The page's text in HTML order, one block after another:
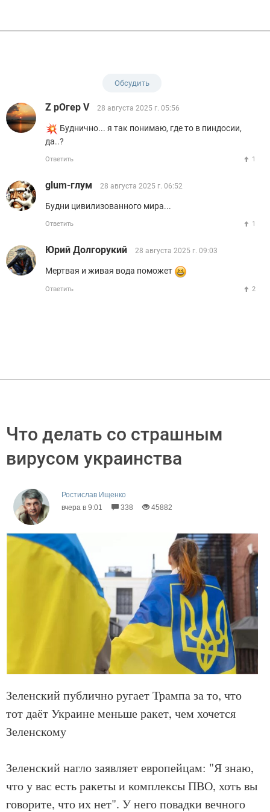
Обсудить
Z рОгер V 28 августа 2025 г. 05:56
Буднично... я так понимаю, где то в пиндосии,
да..?
Ответить 1
glum-глум 28 августа 2025 г. 06:52
Будни цивилизованного мира...
Ответить 1
Юрий Долгорукий 28 августа 2025 г. 09:03
Мертвая и живая вода поможет
Ответить 2
Что делать со страшным
вирусом украинства
Ростислав Ищенко
вчера в 9:01
338 45882
Зеленский публично ругает Трампа за то, что
тот даёт Украине меньше ракет, чем хочется
Зеленскому
Зеленский нагло заявляет европейцам: "Я знаю,
что у вас есть ракеты и комплексы ПВО, хоть вы
говорите, что их нет". У него повадки вечного